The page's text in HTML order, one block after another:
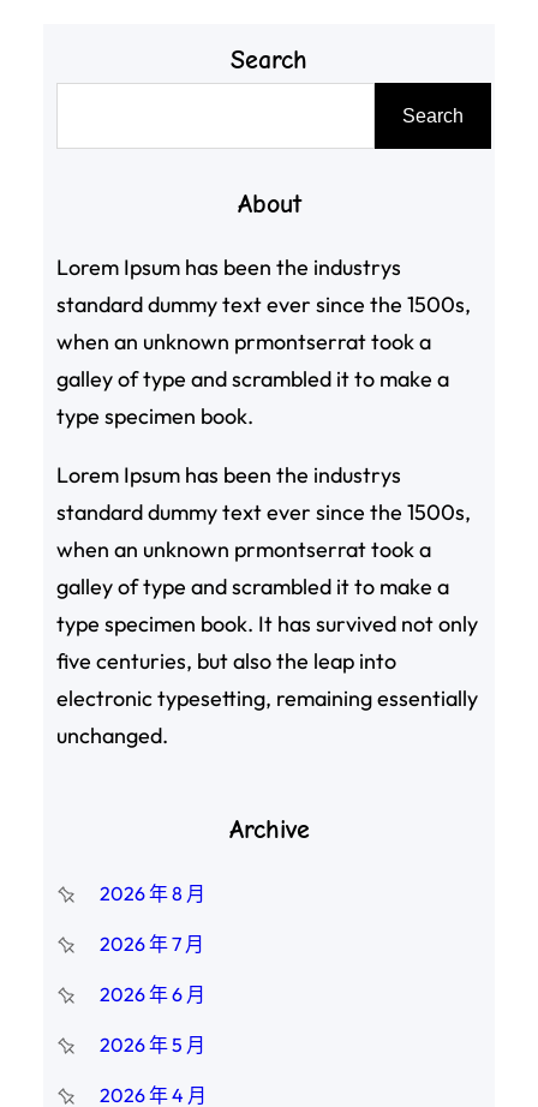
Search
Search
About
Lorem Ipsum has been the industrys
standard dummy text ever since the 1500s,
when an unknown prmontserrat took a
galley of type and scrambled it to make a
type specimen book.
Lorem Ipsum has been the industrys
standard dummy text ever since the 1500s,
when an unknown prmontserrat took a
galley of type and scrambled it to make a
type specimen book. It has survived not only
five centuries, but also the leap into
electronic typesetting, remaining essentially
unchanged.
Archive
2026 年 8 月
2026 年 7 月
2026 年 6 月
2026 年 5 月
2026 年 4 月